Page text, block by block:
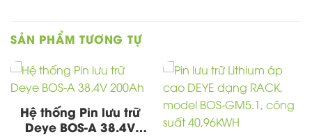
SẢN PHẨM TƯƠNG TỰ
Hệ thống Pin lưu trữ
Deye BOS-A 38.4V